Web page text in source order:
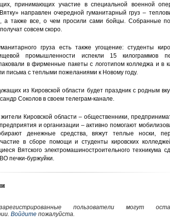
принимающих участие в специальной военной
направлен очередной гуманитарный груз –
а также все, о чем просили сами бойцы. Собранные
совсем скоро.
груза есть также угощение: студенты
промышленности испекли 15 килограммов
в фирменные пакеты с логотипом колледжа и в
письма с теплыми пожеланиями к Новому году.
из Кировской области будет праздник с родным
Соколов в своем телеграм-канале.
Кировской области – общественники,
и организации – активно помогают
денежные средства, вяжут теплые носки,
в сборе помощи и студенты кировских
Вятского электромашиностроительного техникума
печки-буржуйки.
пользователи могут
Войдитепожалуйста.